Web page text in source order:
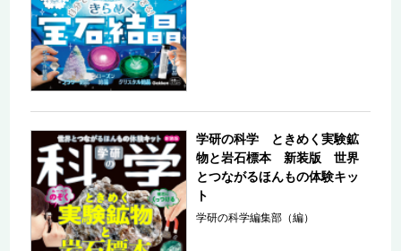
学研の科学 ときめく実験鉱
物と岩石標本 新装版 世界
とつながるほんもの体験キッ
ト
学研の科学編集部（編）